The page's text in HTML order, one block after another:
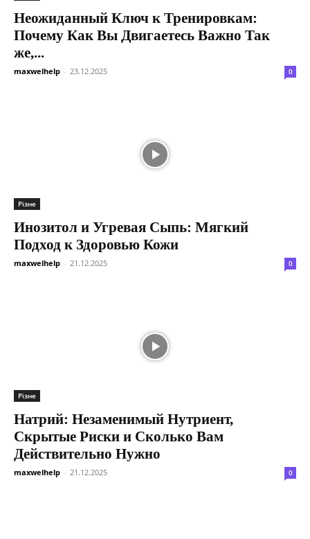
Неожиданный Ключ к Тренировкам:
Почему Как Вы Двигаетесь Важно Так
же,...
maxwelhelp - 23.12.2025 0
Різне
Инозитол и Угревая Сыпь: Мягкий
Подход к Здоровью Кожи
maxwelhelp - 21.12.2025 0
Різне
Натрий: Незаменимый Нутриент,
Скрытые Риски и Сколько Вам
Действительно Нужно
maxwelhelp - 21.12.2025 0